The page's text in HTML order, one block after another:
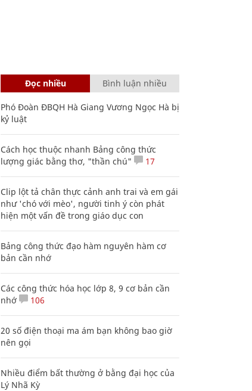
Đọc nhiều Bình luận nhiều
Phó Đoàn ĐBQH Hà Giang Vương Ngọc Hà bị
kỷ luật
Cách học thuộc nhanh Bảng công thức
lượng giác bằng thơ, "thần chú"
17
Clip lột tả chân thực cảnh anh trai và em gái
như 'chó với mèo', người tinh ý còn phát
hiện một vấn đề trong giáo dục con
Bảng công thức đạo hàm nguyên hàm cơ
bản cần nhớ
Các công thức hóa học lớp 8, 9 cơ bản cần
nhớ
106
20 số điện thoại ma ám bạn không bao giờ
nên gọi
Nhiều điểm bất thường ở bằng đại học của
Lý Nhã Kỳ